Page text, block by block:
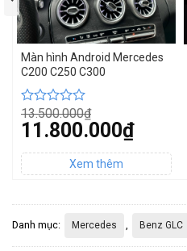
Màn hình Android Mercedes
C200 C250 C300
Được
xếp
hạng
0
5
sao
13.500.000₫
Giá
gốc
13.500.000₫.
11.800.000₫
hiện
tại
là:
Danh mục: Mercedes Benz GLC